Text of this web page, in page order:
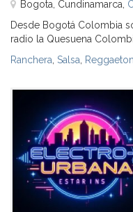
Bogota, Cundinamarca,
Desde Bogotá Colombia
radio la Quesuena
Ranchera Salsa Reggaeton